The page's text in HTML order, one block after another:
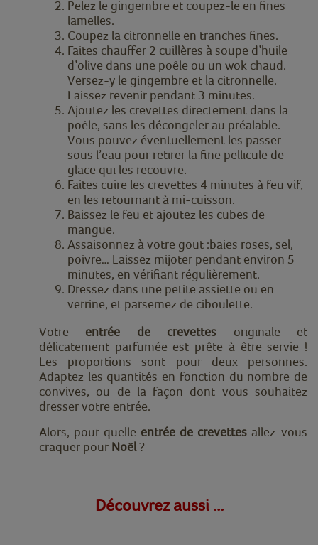
Pelez le gingembre et coupez-le en fines
lamelles.
Coupez la citronnelle en tranches fines.
Faites chauffer 2 cuillères à soupe d’huile
d’olive dans une poêle ou un wok chaud.
Versez-y le gingembre et la citronnelle.
Laissez revenir pendant 3 minutes.
Ajoutez les crevettes directement dans la
poêle, sans les décongeler au préalable.
Vous pouvez éventuellement les passer
sous l’eau pour retirer la fine pellicule de
glace qui les recouvre.
Faites cuire les crevettes 4 minutes à feu vif,
en les retournant à mi-cuisson.
Baissez le feu et ajoutez les cubes de
mangue.
Assaisonnez à votre gout :baies roses, sel,
poivre… Laissez mijoter pendant environ 5
minutes, en vérifiant régulièrement.
Dressez dans une petite assiette ou en
verrine, et parsemez de ciboulette.
Votre entrée de crevettes originale et
délicatement parfumée est prête à être servie !
Les proportions sont pour deux personnes.
Adaptez les quantités en fonction du nombre de
convives, ou de la façon dont vous souhaitez
dresser votre entrée.
Alors, pour quelle entrée de crevettes allez-vous
craquer pour Noël?
Découvrez aussi ...